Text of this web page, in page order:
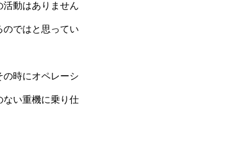
動はありません
ではと思ってい
時にオペレーシ
ない重機に乗り仕